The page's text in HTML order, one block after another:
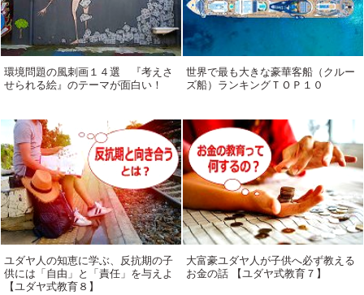
環境問題の風刺画１４選 『考えさ
せられる絵』のテーマが面白い！
世界で最も大きな豪華客船（クルー
ズ船）ランキングＴＯＰ１０
ユダヤ人の知恵に学ぶ、反抗期の子
供には「自由」と「責任」を与えよ
【ユダヤ式教育８】
大富豪ユダヤ人が子供へ必ず教える
お金の話 【ユダヤ式教育７】